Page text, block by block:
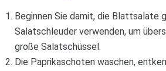
Beginnen Sie damit, die Blattsalate
Salatschleuder verwenden, um
große Salatschüssel.
Die Paprikaschoten waschen,